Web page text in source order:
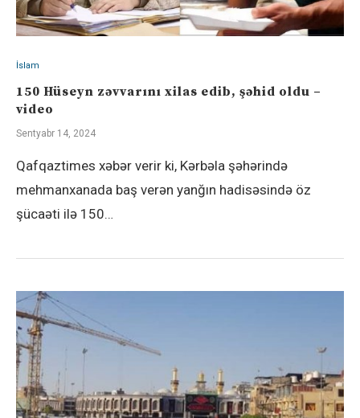
İslam
150 ​Hüseyn zəvvarını xilas edib, şəhid oldu –
video
Sentyabr 14, 2024
Qafqaztimes xəbər verir ki, Kərbəla şəhərində
mehmanxanada baş verən yanğın hadisəsində öz
şücaəti ilə 150…